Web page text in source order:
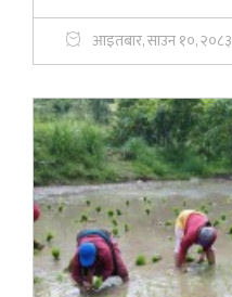
आइतबार, साउन १०, २०८३